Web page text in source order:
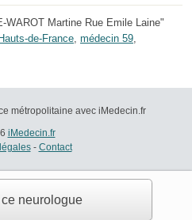
neurologue
WAROT Martine Rue Emile Laine"
de-France médecin 59
métropolitaine avec iMedecin.fr
iMedecin.fr
- Contact